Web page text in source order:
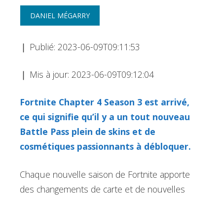
DANIEL MÉGARRY
❘ Publié: 2023-06-09T09:11:53
❘ Mis à jour: 2023-06-09T09:12:04
Fortnite Chapter 4 Season 3 est arrivé,
ce qui signifie qu’il y a un tout nouveau
Battle Pass plein de skins et de
cosmétiques passionnants à débloquer.
Chaque nouvelle saison de Fortnite apporte
des changements de carte et de nouvelles